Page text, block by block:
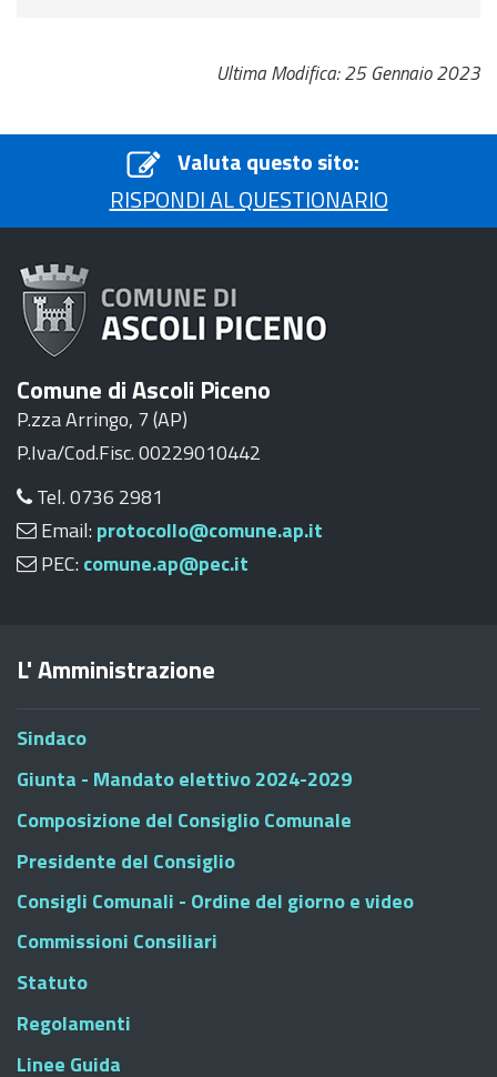
Ultima Modifica: 25 Gennaio 2023
Valuta questo sito:
RISPONDI AL QUESTIONARIO
Comune di Ascoli Piceno
P.zza Arringo, 7 (AP)
P.Iva/Cod.Fisc. 00229010442
Tel. 0736 2981
Email: protocollo@comune.ap.it
PEC: comune.ap@pec.it
L' Amministrazione
Sindaco
Giunta - Mandato elettivo 2024-2029
Composizione del Consiglio Comunale
Presidente del Consiglio
Consigli Comunali - Ordine del giorno e video
Commissioni Consiliari
Statuto
Regolamenti
Linee Guida